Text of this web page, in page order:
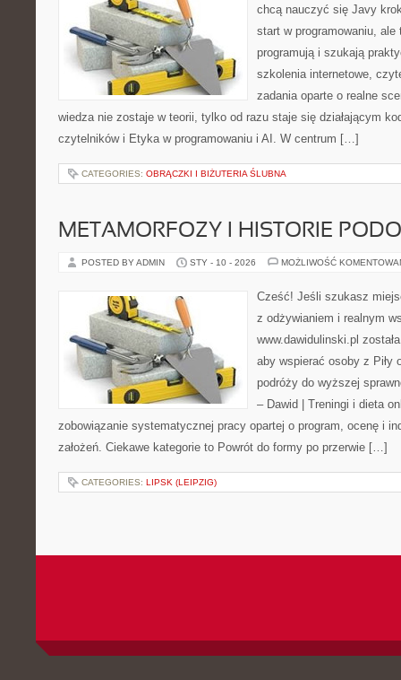
chcą nauczyć się Javy
start w programowaniu,
programują i szukają
szkolenia internetowe,
zadania oparte o realne
wiedza nie zostaje w teorii, tylko od razu staje się działającym
czytelników i Etyka w programowaniu i AI. W centrum […]
CATEGORIES: OBRĄCZKI I BIŻUTERIA ŚLUBNA
METAMORFOZY I HISTORIE
POSTED BY ADMIN STY - 10 - 2026 MOŻLIWOŚĆ
Cześć! Jeśli szukasz
z odżywianiem i realnym
www.dawidulinski.pl
aby wspierać osoby z Piły
podróży do wyższej
– Dawid | Treningi i dieta
zobowiązanie systematycznej pracy opartej o program, ocenę i
założeń. Ciekawe kategorie to Powrót do formy po przerwie […]
CATEGORIES: LIPSK (LEIPZIG)